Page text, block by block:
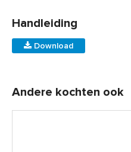
Handleiding
Download
Andere kochten ook